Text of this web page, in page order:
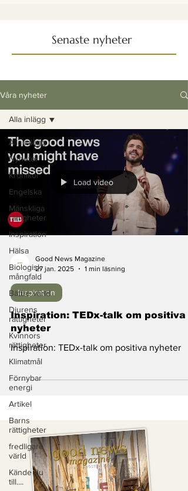
Senaste nyheter
Våra nyheter
Alla inlägg
Nyheter
Krönikor
Engelska
Mänskliga
rättigheter
Inspiration
Hälsa
Biologisk
mångfald
Bättre värld
Djurens
rättigheter
Kvinnors
rättigheter
Klimatmål
Förnybar
energi
Artikel
Barns
rättigheter
fredligare
värld
Kände du
till....
Alla inlägg
Load video
Good News Magazine
27 jan. 2025
1 min läsning
Inspiration
Inspiration: TEDx-talk om positiva
nyheter
Inspiration: TEDx-talk om positiva nyheter